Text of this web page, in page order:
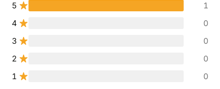
5
1
4
0
3
0
2
0
1
0